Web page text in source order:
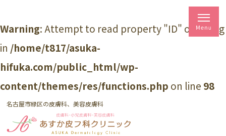
Warning: Attempt to read property "ID" on string
in /home/t817/asuka-
hifuka.com/public_html/wp-
content/themes/res/functions.php on line 98
名古屋市緑区の皮膚科、美容皮膚科